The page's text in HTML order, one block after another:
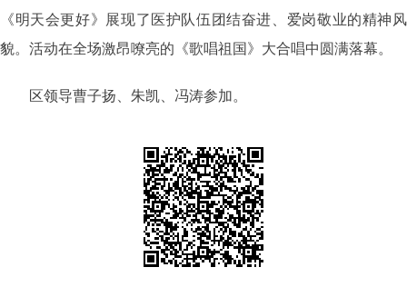
《明天会更好》展现了医护队伍团结奋进、爱岗敬业的精神风
貌。活动在全场激昂嘹亮的《歌唱祖国》大合唱中圆满落幕。
区领导曹子扬、朱凯、冯涛参加。